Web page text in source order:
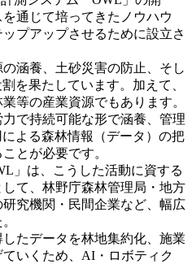
通じて培ってきたノウハウ
プアップさせるために設立さ
涵養、土砂災害の防止、そし
を果たしています。加えて、
等の産業資源でもあります。
で持続可能な形で涵養、管理
よる森林情報（データ）の把
とが必要です。
」は、こうした活動に資する
て、林野庁森林管理局・地方
究機関・民間企業など、幅広
たデータを林地集約化、施業
いくため、AI・ロボティク